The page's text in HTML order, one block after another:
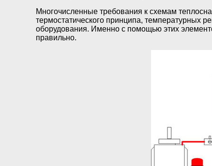
Многочисленные требования к схемам
термостатического принципа, температурных
оборудования. Именно с помощью этих
правильно.